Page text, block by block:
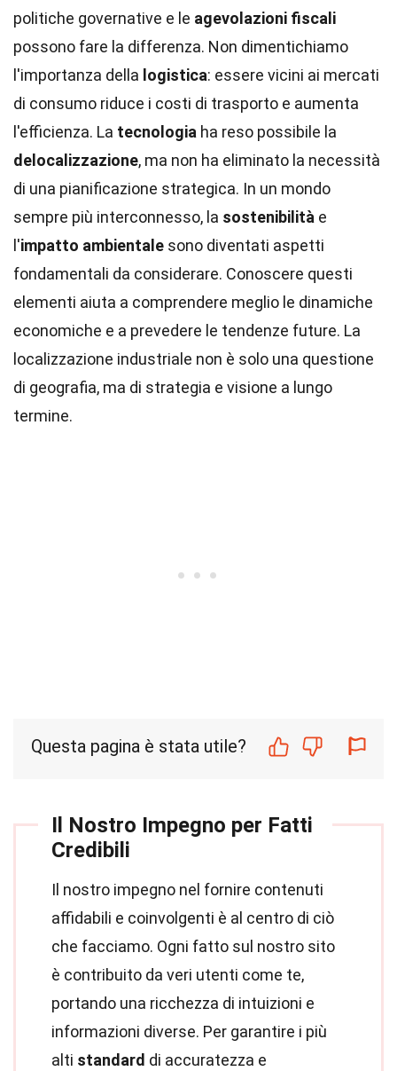
politiche governative e le agevolazioni fiscali
possono fare la differenza. Non dimentichiamo
l'importanza della logistica: essere vicini ai mercati
di consumo riduce i costi di trasporto e aumenta
l'efficienza. La tecnologia ha reso possibile la
delocalizzazione, ma non ha eliminato la necessità
di una pianificazione strategica. In un mondo
sempre più interconnesso, la sostenibilità e
l'impatto ambientale sono diventati aspetti
fondamentali da considerare. Conoscere questi
elementi aiuta a comprendere meglio le dinamiche
economiche e a prevedere le tendenze future. La
localizzazione industriale non è solo una questione
di geografia, ma di strategia e visione a lungo
termine.
Questa pagina è stata utile?
Il Nostro Impegno per Fatti
Credibili
Il nostro impegno nel fornire contenuti
affidabili e coinvolgenti è al centro di ciò
che facciamo. Ogni fatto sul nostro sito
è contribuito da veri utenti come te,
portando una ricchezza di intuizioni e
informazioni diverse. Per garantire i più
alti standard di accuratezza e